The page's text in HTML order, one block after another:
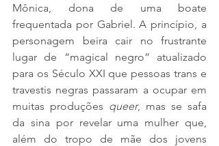
Mônica, dona de uma boate
frequentada por Gabriel. A princípio, a
personagem beira cair no frustrante
lugar de “magical negro” atualizado
para os Século XXI que pessoas trans e
travestis negras passaram a ocupar em
muitas produções queer, mas se safa
da sina por revelar uma mulher que,
além do tropo de mãe dos jovens